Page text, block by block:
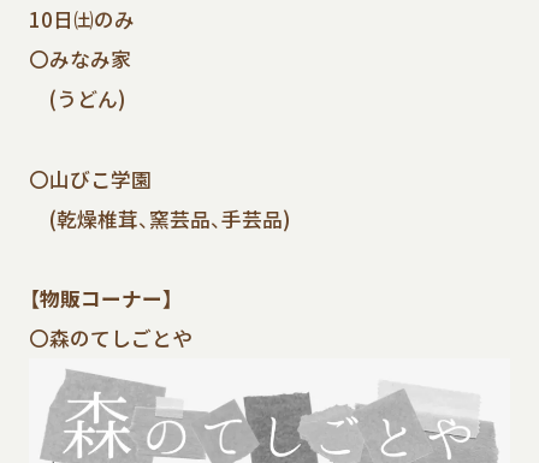
10日㈯のみ
〇みなみ家
(うどん)
〇山びこ学園
(乾燥椎茸、窯芸品、手芸品)
【物販コーナー】
〇森のてしごとや